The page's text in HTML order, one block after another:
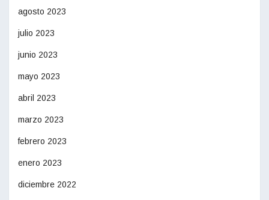
agosto 2023
julio 2023
junio 2023
mayo 2023
abril 2023
marzo 2023
febrero 2023
enero 2023
diciembre 2022